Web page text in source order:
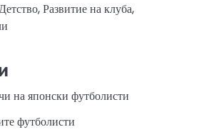
Развитие на клуба,
на японски футболисти
футболисти